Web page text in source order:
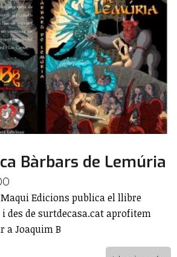
Bàrbars de Lemúria
Edicions publica el llibre
des de surtdecasa.cat aprofitem
a Joaquim B